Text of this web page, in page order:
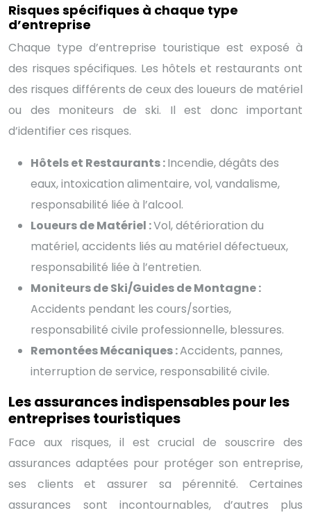
Risques spécifiques à chaque type
d’entreprise
Chaque type d’entreprise touristique est exposé à
des risques spécifiques. Les hôtels et restaurants ont
des risques différents de ceux des loueurs de matériel
ou des moniteurs de ski. Il est donc important
d’identifier ces risques.
Hôtels et Restaurants :Incendie, dégâts des
eaux, intoxication alimentaire, vol, vandalisme,
responsabilité liée à l’alcool.
Loueurs de Matériel :Vol, détérioration du
matériel, accidents liés au matériel défectueux,
responsabilité liée à l’entretien.
Moniteurs de Ski/Guides de Montagne :
Accidents pendant les cours/sorties,
responsabilité civile professionnelle, blessures.
Remontées Mécaniques :Accidents, pannes,
interruption de service, responsabilité civile.
Les assurances indispensables pour les
entreprises touristiques
Face aux risques, il est crucial de souscrire des
assurances adaptées pour protéger son entreprise,
ses clients et assurer sa pérennité. Certaines
assurances sont incontournables, d’autres plus